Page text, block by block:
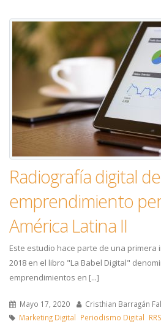
Radiografía digital
emprendimiento
América Latina II
Este estudio hace parte de una primera
2018 en el libro "La Babel Digital"
emprendimientos en [...]
Mayo 17, 2020
Cristhian Barragán
Marketing Digital Periodismo Digital